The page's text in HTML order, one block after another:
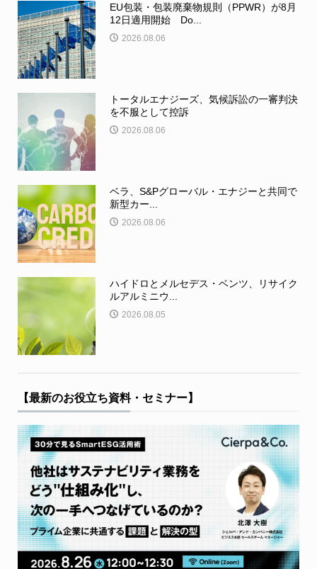
EU包装・包装廃棄物規則（PPWR）が8月
12日適用開始 Do...
2026.08.06
トータルエナジーズ、気候訴訟の一審判決
を不服として控訴
2026.08.06
ベラ、S&Pグローバル・エナジーと共同で
新型カー...
2026.08.06
ハイドロとメルセデス・ベンツ、リサイク
ルアルミニウ...
2026.08.05
【最新のお役立ち資料・セミナー】